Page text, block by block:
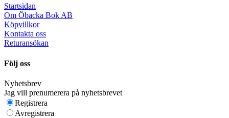
Startsidan
Om Öbacka Bok AB
Köpvillkor
Kontakta oss
Returansökan
Följ oss
Nyhetsbrev
Jag vill prenumerera på nyhetsbrevet
Registrera
Avregistrera